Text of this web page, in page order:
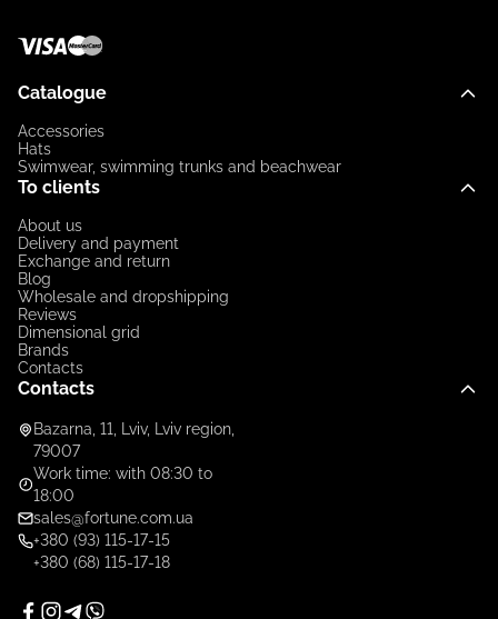
Catalogue
Accessories
Hats
Swimwear, swimming trunks and beachwear
To clients
About us
Delivery and payment
Exchange and return
Blog
Wholesale and dropshipping
Reviews
Dimensional grid
Brands
Contacts
Contacts
Bazarna, 11, Lviv, Lviv region,
79007
Work time: with 08:30 to
18:00
sales@fortune.com.ua
+380 (93) 115-17-15
+380 (68) 115-17-18